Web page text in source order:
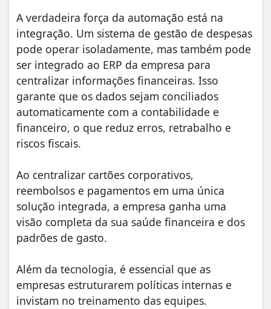
A verdadeira força da automação está na
integração. Um sistema de gestão de despesas
pode operar isoladamente, mas também pode
ser integrado ao ERP da empresa para
centralizar informações financeiras. Isso
garante que os dados sejam conciliados
automaticamente com a contabilidade e
financeiro, o que reduz erros, retrabalho e
riscos fiscais.
Ao centralizar cartões corporativos,
reembolsos e pagamentos em uma única
solução integrada, a empresa ganha uma
visão completa da sua saúde financeira e dos
padrões de gasto.
Além da tecnologia, é essencial que as
empresas estruturarem políticas internas e
invistam no treinamento das equipes.